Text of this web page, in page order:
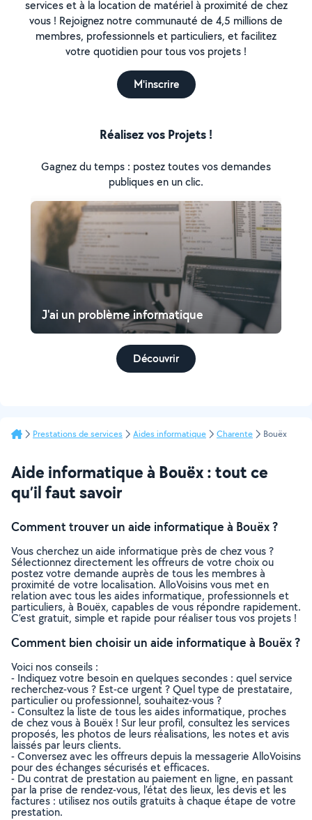
services et à la location de matériel à proximité de chez
vous ! Rejoignez notre communauté de 4,5 millions de
membres, professionnels et particuliers, et facilitez
votre quotidien pour tous vos projets !
M'inscrire
Réalisez vos Projets !
Gagnez du temps : postez toutes vos demandes
publiques en un clic.
J'ai un problème informatique
Découvrir
Prestations de services Aides informatique Charente Bouëx
Aide informatique à Bouëx : tout ce
qu’il faut savoir
Comment trouver un aide informatique à Bouëx ?
Vous cherchez un aide informatique près de chez vous ?
Sélectionnez directement les offreurs de votre choix ou
postez votre demande auprès de tous les membres à
proximité de votre localisation. AlloVoisins vous met en
relation avec tous les aides informatique, professionnels et
particuliers, à Bouëx, capables de vous répondre rapidement.
C’est gratuit, simple et rapide pour réaliser tous vos projets !
Comment bien choisir un aide informatique à Bouëx ?
Voici nos conseils :
- Indiquez votre besoin en quelques secondes : quel service
recherchez-vous ? Est-ce urgent ? Quel type de prestataire,
particulier ou professionnel, souhaitez-vous ?
- Consultez la liste de tous les aides informatique, proches
de chez vous à Bouëx ! Sur leur profil, consultez les services
proposés, les photos de leurs réalisations, les notes et avis
laissés par leurs clients.
- Conversez avec les offreurs depuis la messagerie AlloVoisins
pour des échanges sécurisés et efficaces.
- Du contrat de prestation au paiement en ligne, en passant
par la prise de rendez-vous, l’état des lieux, les devis et les
factures : utilisez nos outils gratuits à chaque étape de votre
prestation.